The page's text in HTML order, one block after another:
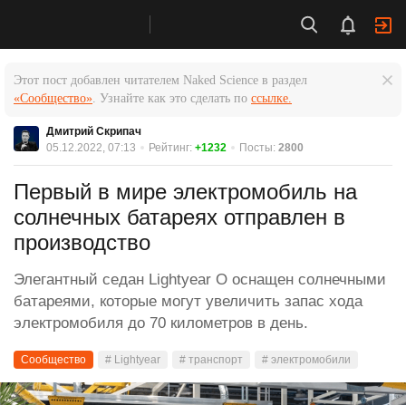
Этот пост добавлен читателем Naked Science в раздел
«Сообщество». Узнайте как это сделать по ссылке.
Дмитрий Скрипач
05.12.2022, 07:13
Рейтинг: +1232 Посты: 2800
Первый в мире электромобиль на
солнечных батареях отправлен в
производство
Элегантный седан Lightyear O оснащен солнечными
батареями, которые могут увеличить запас хода
электромобиля до 70 километров в день.
Сообщество # Lightyear # транспорт # электромобили